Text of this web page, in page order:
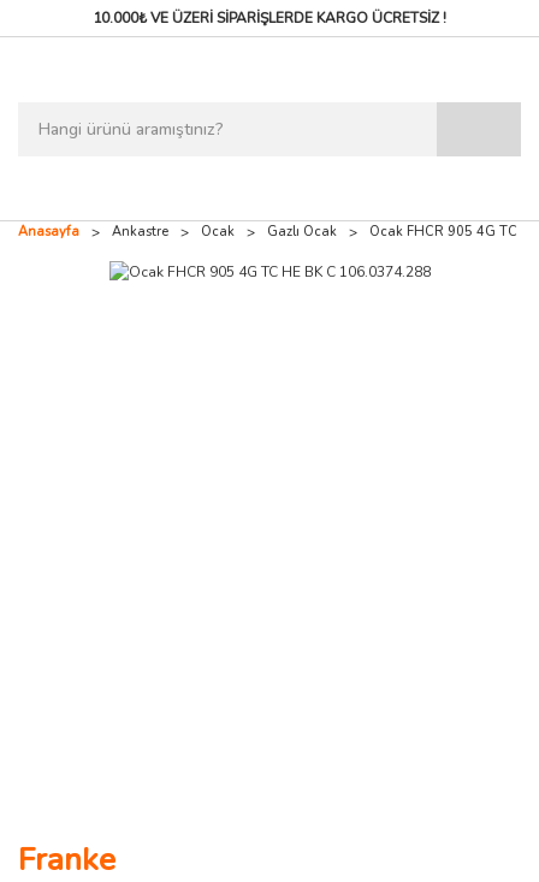
10.000₺ VE ÜZERİ SİPARİŞLERDEKARGO ÜCRETSİZ !
Anasayfa Ankastre Ocak Gazlı Ocak Ocak FHCR 905 4G TC
Franke